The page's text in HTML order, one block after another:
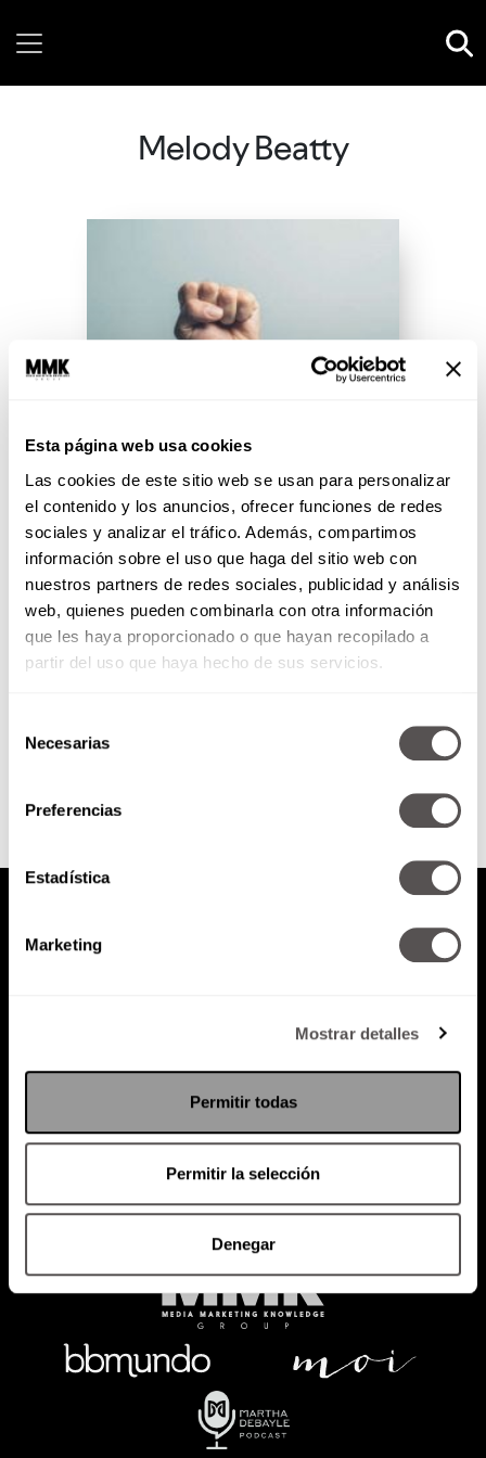
Esta página web usa cookies
Las cookies de este sitio web se usan para personalizar
el contenido y los anuncios, ofrecer funciones de redes
sociales y analizar el tráfico. Además, compartimos
información sobre el uso que haga del sitio web con
nuestros partners de redes sociales, publicidad y análisis
web, quienes pueden combinarla con otra información
que les haya proporcionado o que hayan recopilado a
partir del uso que haya hecho de sus servicios.
Necesarias
Preferencias
Estadística
Marketing
Mostrar detalles
Permitir todas
Permitir la selección
Denegar
Melody Beatty
Control freak vs confianza
Una de las conductas principales
en las cuales caemos, casi
siempre de forma inconsciente
es el control.
Política de Privacidad
PODCAST RADIO MARTHA EVENTOS
SACA TU ID